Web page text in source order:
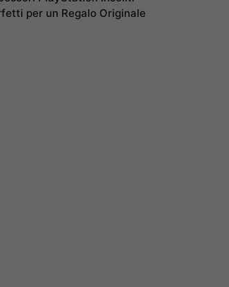
per un Regalo Originale